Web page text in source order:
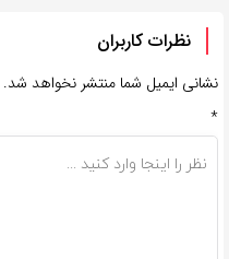
نظرات کاربران
نشانی ایمیل شما منتشر نخواهد شد.
*